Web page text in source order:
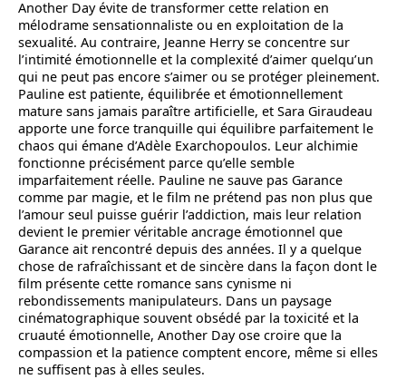
Another Day évite de transformer cette relation en
mélodrame sensationnaliste ou en exploitation de la
sexualité. Au contraire, Jeanne Herry se concentre sur
l’intimité émotionnelle et la complexité d’aimer quelqu’un
qui ne peut pas encore s’aimer ou se protéger pleinement.
Pauline est patiente, équilibrée et émotionnellement
mature sans jamais paraître artificielle, et Sara Giraudeau
apporte une force tranquille qui équilibre parfaitement le
chaos qui émane d’Adèle Exarchopoulos. Leur alchimie
fonctionne précisément parce qu’elle semble
imparfaitement réelle. Pauline ne sauve pas Garance
comme par magie, et le film ne prétend pas non plus que
l’amour seul puisse guérir l’addiction, mais leur relation
devient le premier véritable ancrage émotionnel que
Garance ait rencontré depuis des années. Il y a quelque
chose de rafraîchissant et de sincère dans la façon dont le
film présente cette romance sans cynisme ni
rebondissements manipulateurs. Dans un paysage
cinématographique souvent obsédé par la toxicité et la
cruauté émotionnelle, Another Day ose croire que la
compassion et la patience comptent encore, même si elles
ne suffisent pas à elles seules.